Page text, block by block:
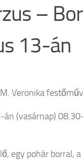
–
13-án
Veronika
án (vasárnap)
egy pohár borral,